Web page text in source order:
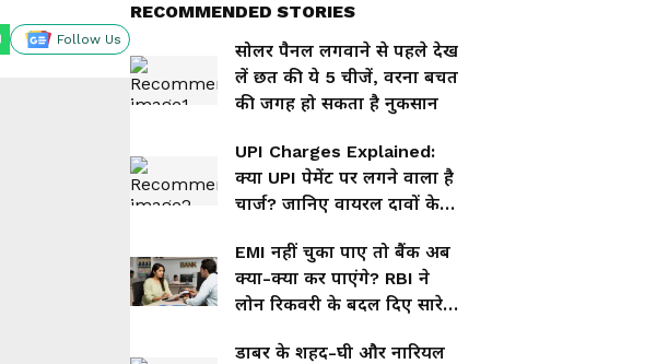
Follow Us
RECOMMENDED STORIES
सोलर पैनल लगवाने से पहले देख
लें छत की ये 5 चीजें, वरना बचत
की जगह हो सकता है नुकसान
UPI Charges Explained:
क्या UPI पेमेंट पर लगने वाला है
चार्ज? जानिए वायरल दावों के
EMI नहीं चुका पाए तो बैंक अब
क्या-क्या कर पाएंगे? RBI ने
लोन रिकवरी के बदल दिए सारे
डाबर के शहद-घी और नारियल